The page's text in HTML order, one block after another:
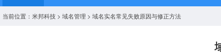
当前位置： 米邦科技 > 域名管理 > 域名实名常见失败原因与修正方法